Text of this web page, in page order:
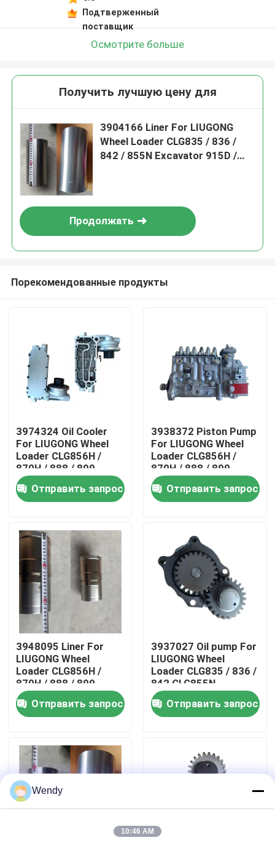
Дом
Видео
О нас
Путешествие фабрики
Проверка качества
Свяжитесь мы
Новости
Случаи
Подтверженный
поставщик
Осмотрите больше
Получить лучшую цену для
3904166 Liner For LIUGONG
Wheel Loader CLG835 / 836 /
842 / 855N Excavator 915D /
Продолжать
Порекомендованные продукты
3974324 Oil Cooler
For LIUGONG Wheel
Loader CLG856H /
870H / 888 / 899
Engine 6CT8.3 /
6CTA8.3 ISL9 / QSL9
Отправить запрос
3938372 Piston Pump
For LIUGONG Wheel
Loader CLG856H /
870H / 888 / 899
Excavator 925D /
930D / 936D Engine
6D114 QSC8.3
Отправить запрос
3948095 Liner For
LIUGONG Wheel
Loader CLG856H /
870H / 888 / 899
Excavator 939E/945E
Engine 6CT8.3 /
6CTA8.3 / 6CTAA8.3
Отправить запрос
3937027 Oil pump For
LIUGONG Wheel
Loader CLG835 / 836 /
842 CLG855N
Excavator 908C /
910E / 915D Engine
QSB3.9 / ISB4.5
Отправить запрос
Wendy
10:46 AM